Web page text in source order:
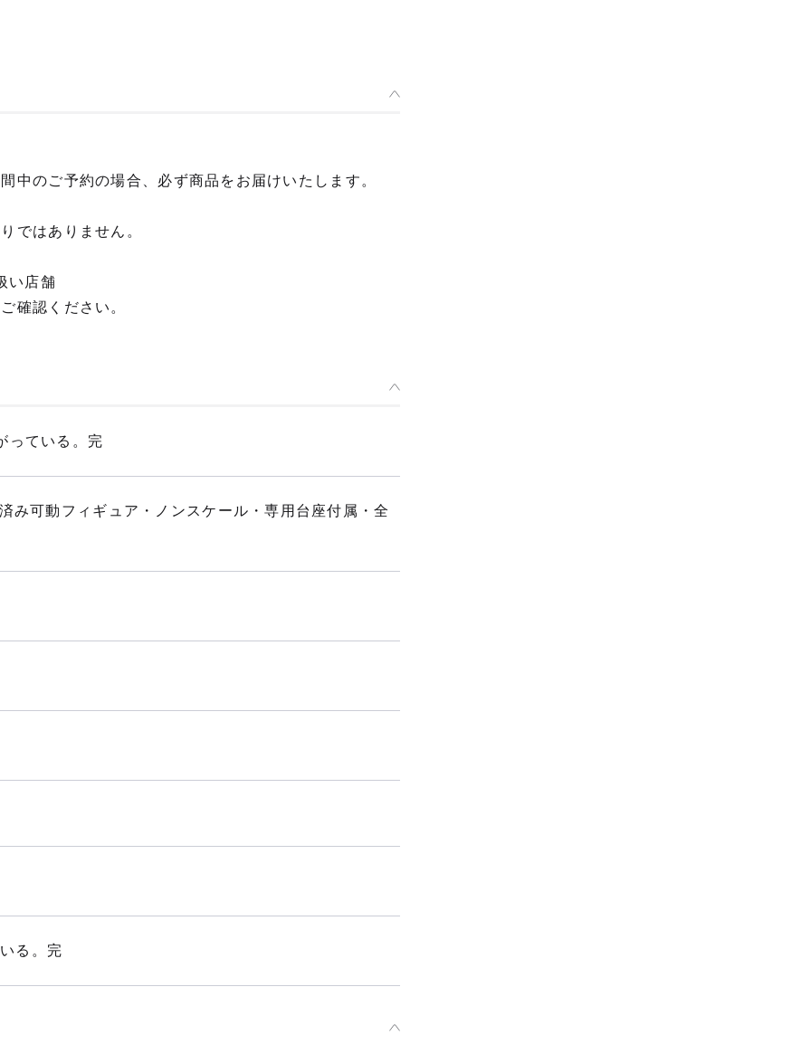
中のご予約の場合、必ず商品をお届けいたします。
ではありません。
い店舗
確認ください。
っている。完
み可動フィギュア・ノンスケール・専用台座付属・全
る。完